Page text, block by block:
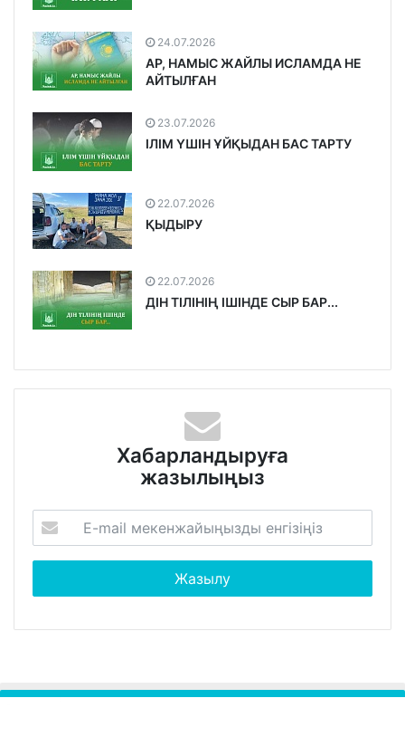
24.07.2026
АР, НАМЫС ЖАЙЛЫ ИСЛАМДА НЕ
АЙТЫЛҒАН
23.07.2026
ІЛІМ ҮШІН ҰЙҚЫДАН БАС ТАРТУ
22.07.2026
ҚЫДЫРУ
22.07.2026
ДІН ТІЛІНІҢ ІШІНДЕ СЫР БАР...
Хабарландыруға
жазылыңыз